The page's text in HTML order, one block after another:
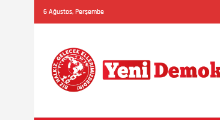
6 Ağustos, Perşembe